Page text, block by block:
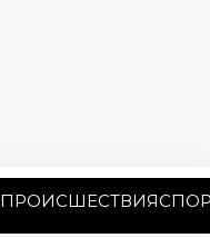
ПРОИСШЕСТВИЯ